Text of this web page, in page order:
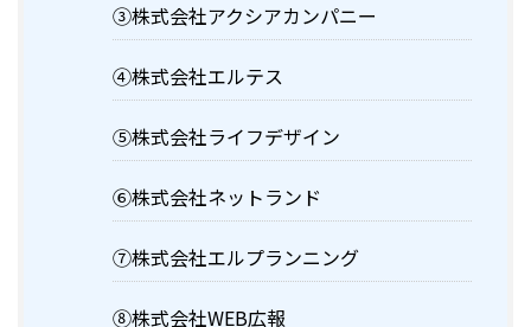
③株式会社アクシアカンパニー
④株式会社エルテス
⑤株式会社ライフデザイン
⑥株式会社ネットランド
⑦株式会社エルプランニング
⑧株式会社WEB広報